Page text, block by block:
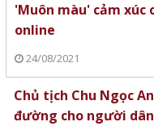
'Muôn màu' cảm
online
24/08/2021
Chủ tịch Chu Ngọc
đường cho người